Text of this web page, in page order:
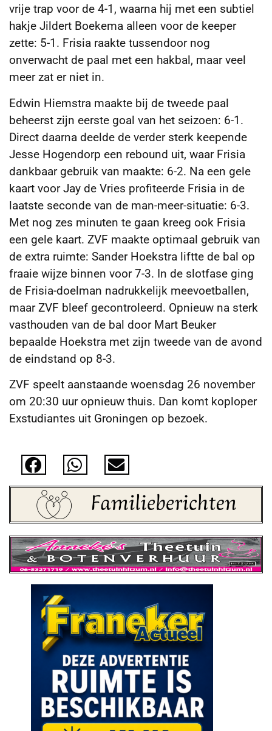
vrije trap voor de 4-1, waarna hij met een subtiel
hakje Jildert Boekema alleen voor de keeper
zette: 5-1. Frisia raakte tussendoor nog
onverwacht de paal met een hakbal, maar veel
meer zat er niet in.
Edwin Hiemstra maakte bij de tweede paal
beheerst zijn eerste goal van het seizoen: 6-1.
Direct daarna deelde de verder sterk keepende
Jesse Hogendorp een rebound uit, waar Frisia
dankbaar gebruik van maakte: 6-2. Na een gele
kaart voor Jay de Vries profiteerde Frisia in de
laatste seconde van de man-meer-situatie: 6-3.
Met nog zes minuten te gaan kreeg ook Frisia
een gele kaart. ZVF maakte optimaal gebruik van
de extra ruimte: Sander Hoekstra liftte de bal op
fraaie wijze binnen voor 7-3. In de slotfase ging
de Frisia-doelman nadrukkelijk meevoetballen,
maar ZVF bleef gecontroleerd. Opnieuw na sterk
vasthouden van de bal door Mart Beuker
bepaalde Hoekstra met zijn tweede van de avond
de eindstand op 8-3.
ZVF speelt aanstaande woensdag 26 november
om 20:30 uur opnieuw thuis. Dan komt koploper
Exstudiantes uit Groningen op bezoek.